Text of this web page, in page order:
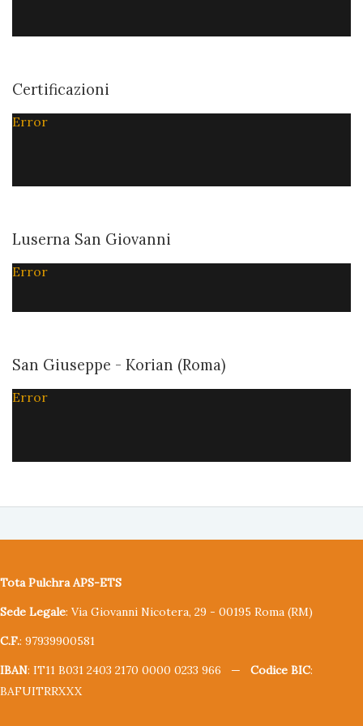
Certificazioni
Error
Luserna San Giovanni
Error
San Giuseppe - Korian (Roma)
Error
Tota Pulchra APS-ETS
Sede Legale: Via Giovanni Nicotera, 29 - 00195 Roma (RM)
C.F.: 97939900581
IBAN: IT11 B031 2403 2170 0000 0233 966 — Codice BIC:
BAFUITRRXXX